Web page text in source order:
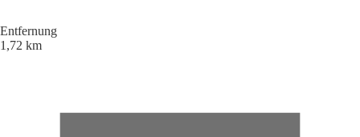
Entfernung
1,72 km